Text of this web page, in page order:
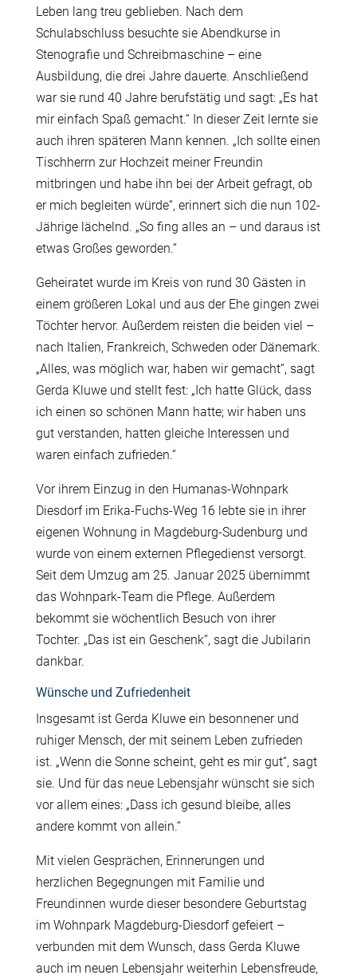
Leben lang treu geblieben. Nach dem
Schulabschluss besuchte sie Abendkurse in
Stenografie und Schreibmaschine – eine
Ausbildung, die drei Jahre dauerte. Anschließend
war sie rund 40 Jahre berufstätig und sagt: „Es hat
mir einfach Spaß gemacht.“ In dieser Zeit lernte sie
auch ihren späteren Mann kennen. „Ich sollte einen
Tischherrn zur Hochzeit meiner Freundin
mitbringen und habe ihn bei der Arbeit gefragt, ob
er mich begleiten würde“, erinnert sich die nun 102-
Jährige lächelnd. „So fing alles an – und daraus ist
etwas Großes geworden.“
Geheiratet wurde im Kreis von rund 30 Gästen in
einem größeren Lokal und aus der Ehe gingen zwei
Töchter hervor. Außerdem reisten die beiden viel –
nach Italien, Frankreich, Schweden oder Dänemark.
„Alles, was möglich war, haben wir gemacht“, sagt
Gerda Kluwe und stellt fest: „Ich hatte Glück, dass
ich einen so schönen Mann hatte; wir haben uns
gut verstanden, hatten gleiche Interessen und
waren einfach zufrieden.“
Vor ihrem Einzug in den Humanas-Wohnpark
Diesdorf im Erika-Fuchs-Weg 16 lebte sie in ihrer
eigenen Wohnung in Magdeburg-Sudenburg und
wurde von einem externen Pflegedienst versorgt.
Seit dem Umzug am 25. Januar 2025 übernimmt
das Wohnpark-Team die Pflege. Außerdem
bekommt sie wöchentlich Besuch von ihrer
Tochter. „Das ist ein Geschenk“, sagt die Jubilarin
dankbar.
Wünsche und Zufriedenheit
Insgesamt ist Gerda Kluwe ein besonnener und
ruhiger Mensch, der mit seinem Leben zufrieden
ist. „Wenn die Sonne scheint, geht es mir gut“, sagt
sie. Und für das neue Lebensjahr wünscht sie sich
vor allem eines: „Dass ich gesund bleibe, alles
andere kommt von allein.“
Mit vielen Gesprächen, Erinnerungen und
herzlichen Begegnungen mit Familie und
Freundinnen wurde dieser besondere Geburtstag
im Wohnpark Magdeburg-Diesdorf gefeiert –
verbunden mit dem Wunsch, dass Gerda Kluwe
auch im neuen Lebensjahr weiterhin Lebensfreude,